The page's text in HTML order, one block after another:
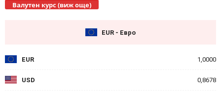
Валутен курс (виж още)
EUR - Евро
EUR 1,0000
USD 0,8678